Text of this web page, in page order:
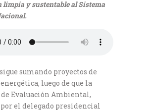
limpia y sustentable al Sistema
sumando proyectos de
luego de que la
Evaluación Ambiental,
el delegado presidencial